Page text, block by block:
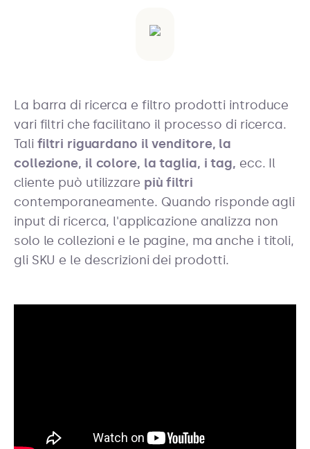
La barra di ricerca e filtro prodotti introduce
vari filtri che facilitano il processo di ricerca.
Talifiltri riguardano il venditore, la
collezione, il colore, la taglia, i tag, ecc. Il
cliente può utilizzare più filtri
contemporaneamente. Quando risponde agli
input di ricerca, l'applicazione analizza non
solo le collezioni e le pagine, ma anche i titoli,
gli SKU e le descrizioni dei prodotti.